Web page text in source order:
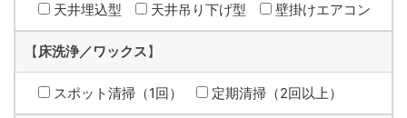
天井埋込型 天井吊り下げ型 壁掛けエアコン
【床洗浄／ワックス】
スポット清掃（1回） 定期清掃（2回以上）